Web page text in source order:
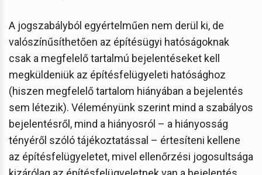
A jogszabályból egyértelműen nem derül ki, de
valószínűsíthetően az építésügyi hatóságoknak
csak a megfelelő tartalmú bejelentéseket kell
megküldeniük az építésfelügyeleti hatósághoz
(hiszen megfelelő tartalom hiányában a bejelentés
sem létezik). Véleményünk szerint mind a szabályos
bejelentésről, mind a hiányosról – a hiányosság
tényéről szóló tájékoztatással – értesíteni kellene
az építésfelügyeletet, mivel ellenőrzési jogosultsága